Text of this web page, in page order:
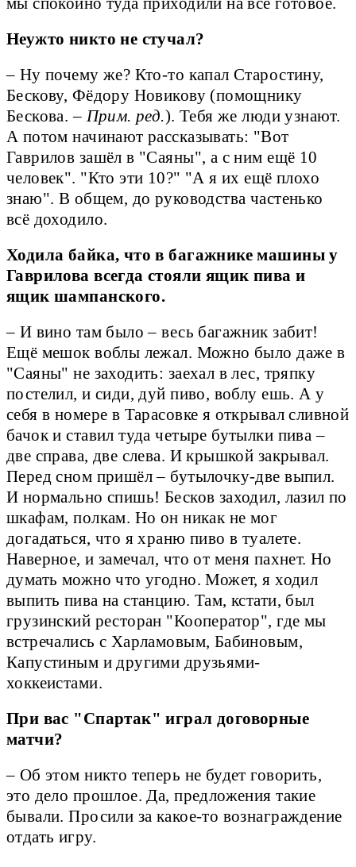
Неужто никто не стучал?
– Ну почему же? Кто-то капал Старостину,
Бескову, Фёдору Новикову (помощнику
Бескова. – Прим. ред.). Тебя же люди узнают.
А потом начинают рассказывать: "Вот
Гаврилов зашёл в "Саяны", а с ним ещё 10
человек". "Кто эти 10?" "А я их ещё плохо
знаю". В общем, до руководства частенько
всё доходило.
Ходила байка, что в багажнике машины у
Гаврилова всегда стояли ящик пива и
ящик шампанского.
– И вино там было – весь багажник забит!
Ещё мешок воблы лежал. Можно было даже в
"Саяны" не заходить: заехал в лес, тряпку
постелил, и сиди, дуй пиво, воблу ешь. А у
себя в номере в Тарасовке я открывал сливной
бачок и ставил туда четыре бутылки пива –
две справа, две слева. И крышкой закрывал.
Перед сном пришёл – бутылочку-две выпил.
И нормально спишь! Бесков заходил, лазил по
шкафам, полкам. Но он никак не мог
догадаться, что я храню пиво в туалете.
Наверное, и замечал, что от меня пахнет. Но
думать можно что угодно. Может, я ходил
выпить пива на станцию. Там, кстати, был
грузинский ресторан "Кооператор", где мы
встречались с Харламовым, Бабиновым,
Капустиным и другими друзьями-
хоккеистами.
При вас "Спартак" играл договорные
матчи?
– Об этом никто теперь не будет говорить,
это дело прошлое. Да, предложения такие
бывали. Просили за какое-то вознаграждение
отдать игру.